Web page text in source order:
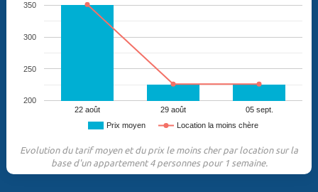
Prix moyen Location la moins chère
22 août 29 août 05 sept.
200
250
300
350
Evolution du tarif moyen et du prix le moins cher par location sur la
base d'un appartement 4 personnes pour 1 semaine.